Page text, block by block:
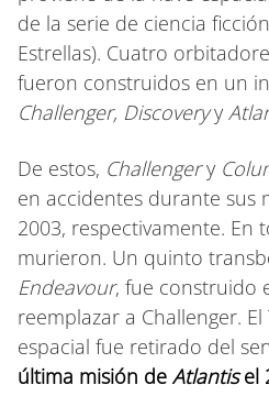
de la serie de ciencia ficción
Estrellas). Cuatro
fueron construidos en un
Challenger, Discoveryy
De estos, Challengery
en accidentes durante sus
2003, respectivamente. En
murieron. Un quinto
Endeavour, fue construido
reemplazar a Challenger.
espacial fue retirado del
última misión de Atlantisel